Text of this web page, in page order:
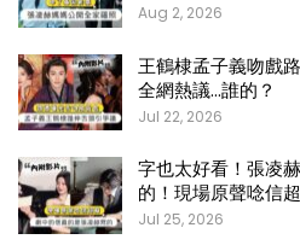
Aug 2, 2026
王鶴棣孟子義吻戲
全網熱議…誰的？
Jul 22, 2026
字也太好看！張凌
的！現場原聲唸信
Jul 25, 2026